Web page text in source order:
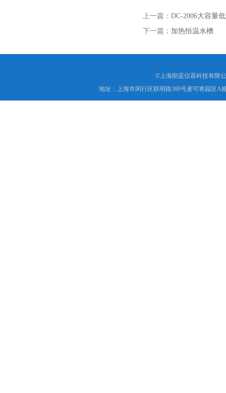
上一篇： DC-2006大容量
下一篇： 加热恒温水槽
©上海助蓝仪器科技有限
地址：上海市闵行区联明路389号麦可将园区A